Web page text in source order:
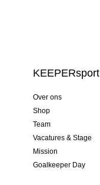
KEEPERsport
Over ons
Shop
Team
Vacatures & Stage
Mission
Goalkeeper Day